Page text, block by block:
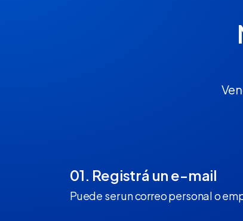
01. Registrá un e-mail
Puede ser un correo personal o